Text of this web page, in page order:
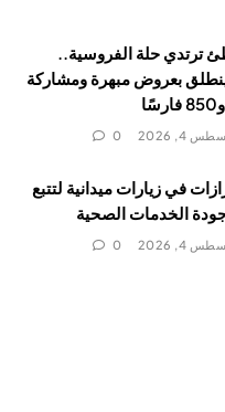
ترتدي حلة الفروسية..
ينطلق بعروض مبهرة ومشاركة
4, 2026
0
في زيارات ميدانية لتتبع
الخدمات الصحية
4, 2026
0